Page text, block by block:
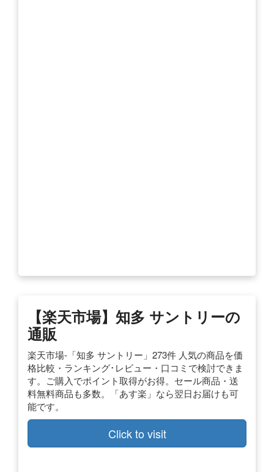
【楽天市場】知多 サントリーの
通販
楽天市場-「知多 サントリー」273件 人気の商品を価
格比較・ランキング･レビュー・口コミで検討できま
す。ご購入でポイント取得がお得。セール商品・送
料無料商品も多数。「あす楽」なら翌日お届けも可
能です。
Click to visit